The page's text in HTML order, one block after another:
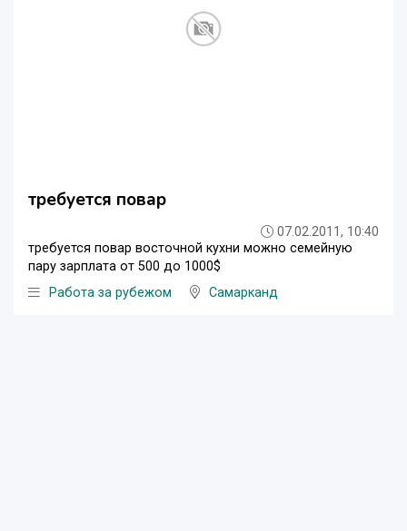
требуется повар
07.02.2011, 10:40
требуется повар восточной кухни можно семейную
пару зарплата от 500 до 1000$
Работа за рубежом
Самарканд